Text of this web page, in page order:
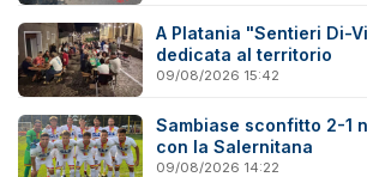
A Platania "Sentieri Di-
dedicata al territorio
09/08/2026 15:42
Sambiase sconfitto 2-1
con la Salernitana
09/08/2026 14:22